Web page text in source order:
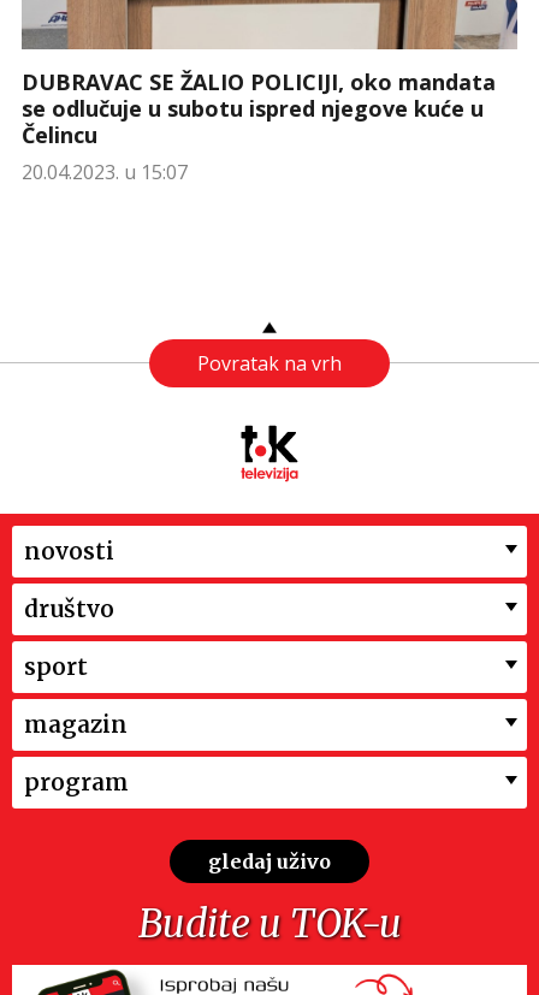
DUBRAVAC SE ŽALIO POLICIJI, oko mandata
se odlučuje u subotu ispred njegove kuće u
Čelincu
20.04.2023. u 15:07
Povratak na vrh
novosti
društvo
sport
magazin
program
gledaj uživo
Budite u TOK-u